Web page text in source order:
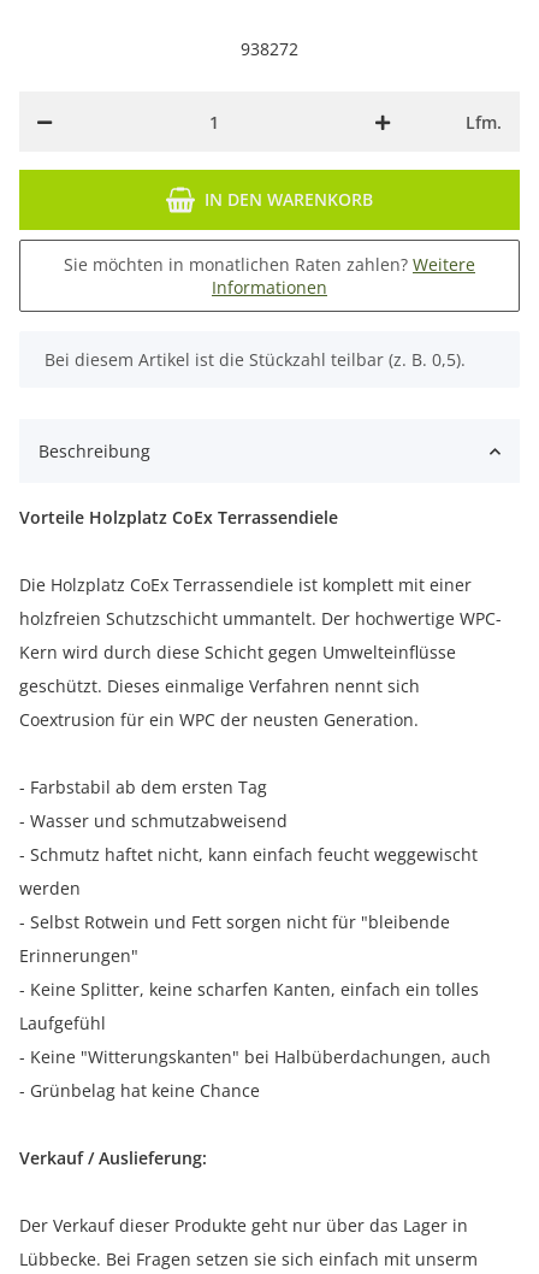
938272
Lfm.
IN DEN WARENKORB
Sie möchten in monatlichen Raten zahlen? Weitere
Informationen
x
Bei diesem Artikel ist die Stückzahl teilbar (z. B. 0,5).
Beschreibung
Vorteile Holzplatz CoEx Terrassendiele
Die Holzplatz CoEx Terrassendiele ist komplett mit einer
holzfreien Schutzschicht ummantelt. Der hochwertige WPC-
Kern wird durch diese Schicht gegen Umwelteinflüsse
geschützt. Dieses einmalige Verfahren nennt sich
Coextrusion für ein WPC der neusten Generation.
- Farbstabil ab dem ersten Tag
- Wasser und schmutzabweisend
- Schmutz haftet nicht, kann einfach feucht weggewischt
werden
- Selbst Rotwein und Fett sorgen nicht für "bleibende
Erinnerungen"
- Keine Splitter, keine scharfen Kanten, einfach ein tolles
Laufgefühl
- Keine "Witterungskanten" bei Halbüberdachungen, auch
- Grünbelag hat keine Chance
Verkauf / Auslieferung:
Der Verkauf dieser Produkte geht nur über das Lager in
Lübbecke. Bei Fragen setzen sie sich einfach mit unserm